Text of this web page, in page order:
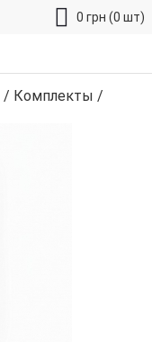
0 грн (0 шт)
/ Комплекты /